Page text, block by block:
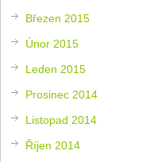
Březen 2015
Únor 2015
Leden 2015
Prosinec 2014
Listopad 2014
Říjen 2014